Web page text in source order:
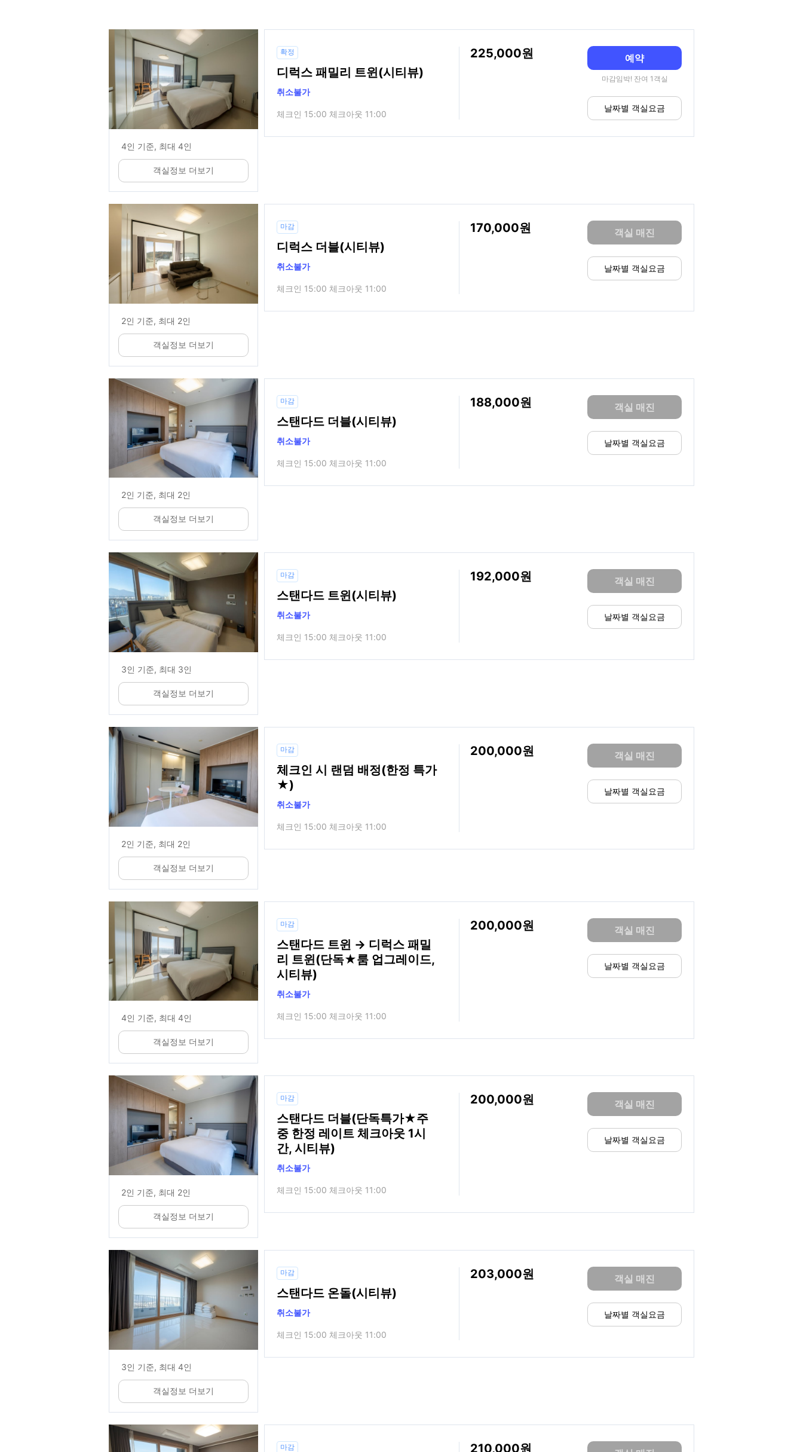
4인 기준, 최대 4인
객실정보 더보기
확정
디럭스 패밀리 트윈(시티뷰)
취소불가
체크인 15:00 체크아웃 11:00
225,000 예약
마감임박! 잔여 1객실
날짜별 객실요금
2인 기준, 최대 2인
객실정보 더보기
마감
디럭스 더블(시티뷰)
취소불가
체크인 15:00 체크아웃 11:00
170,000 객실 매진
날짜별 객실요금
2인 기준, 최대 2인
객실정보 더보기
마감
스탠다드 더블(시티뷰)
취소불가
체크인 15:00 체크아웃 11:00
188,000 객실 매진
날짜별 객실요금
3인 기준, 최대 3인
객실정보 더보기
마감
스탠다드 트윈(시티뷰)
취소불가
체크인 15:00 체크아웃 11:00
192,000 객실 매진
날짜별 객실요금
2인 기준, 최대 2인
객실정보 더보기
마감
체크인 시 랜덤 배정(한정 특가
★)
취소불가
체크인 15:00 체크아웃 11:00
200,000 객실 매진
날짜별 객실요금
4인 기준, 최대 4인
객실정보 더보기
마감
스탠다드 트윈 → 디럭스 패밀
리 트윈(단독★룸 업그레이드,
시티뷰)
취소불가
체크인 15:00 체크아웃 11:00
200,000 객실 매진
날짜별 객실요금
2인 기준, 최대 2인
객실정보 더보기
마감
스탠다드 더블(단독특가★주
중 한정 레이트 체크아웃 1시
간, 시티뷰)
취소불가
체크인 15:00 체크아웃 11:00
200,000 객실 매진
날짜별 객실요금
3인 기준, 최대 4인
객실정보 더보기
마감
스탠다드 온돌(시티뷰)
취소불가
체크인 15:00 체크아웃 11:00
203,000 객실 매진
날짜별 객실요금
마감 210,000